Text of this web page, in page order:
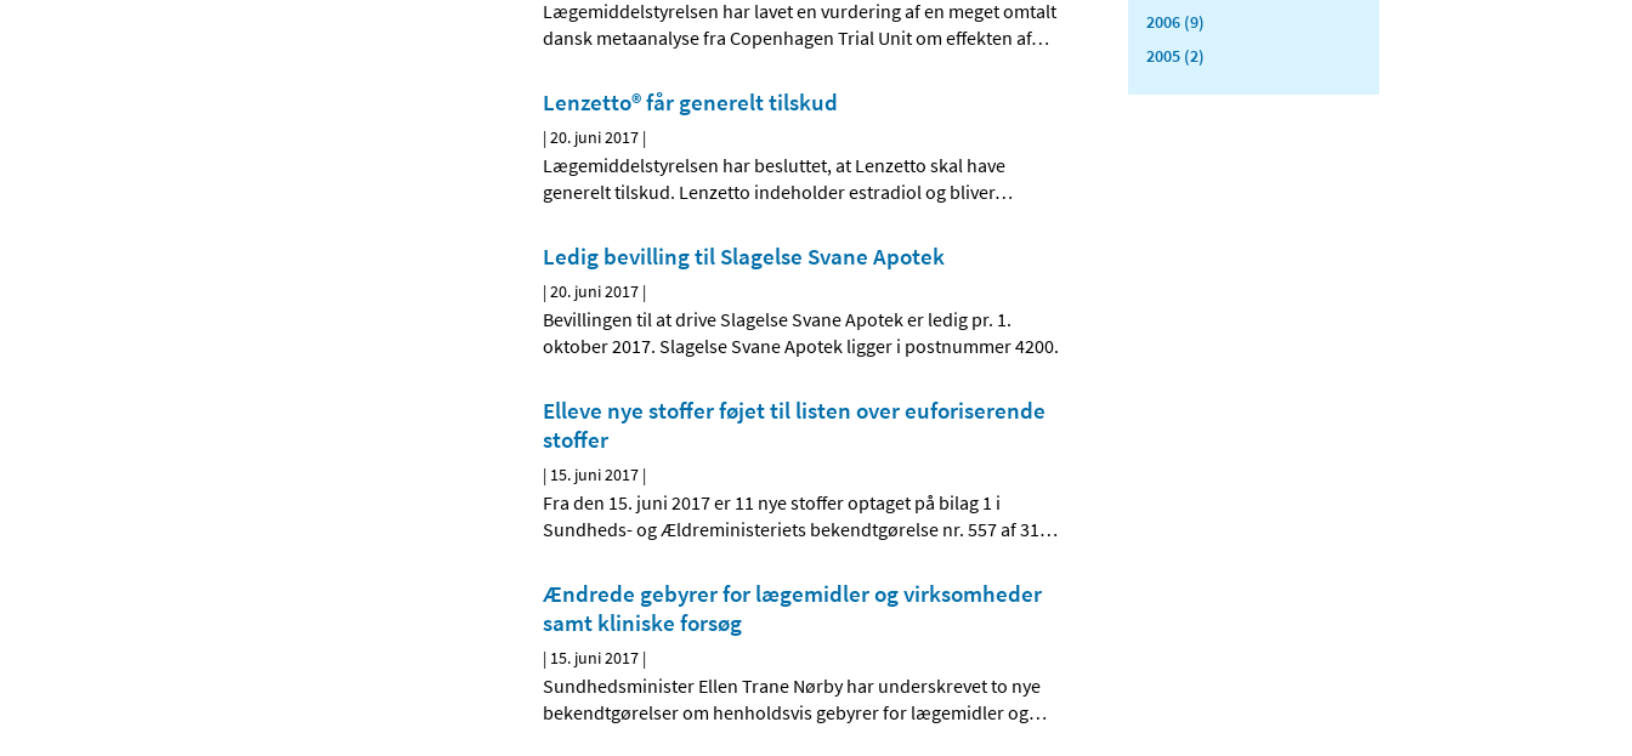
Lægemiddelstyrelsen har lavet en vurdering af en meget omtalt
dansk metaanalyse fra Copenhagen Trial Unit om effekten af…
Lenzetto® får generelt tilskud
|20. juni 2017 |
Lægemiddelstyrelsen har besluttet, at Lenzetto skal have
generelt tilskud. Lenzetto indeholder estradiol og bliver…
Ledig bevilling til Slagelse Svane Apotek
|20. juni 2017 |
Bevillingen til at drive Slagelse Svane Apotek er ledig pr. 1.
oktober 2017. Slagelse Svane Apotek ligger i postnummer 4200.
Elleve nye stoffer føjet til listen over euforiserende
stoffer
| 15. juni 2017 |
Fra den 15. juni 2017 er 11 nye stoffer optaget på bilag 1 i
Sundheds- og Ældreministeriets bekendtgørelse nr. 557 af 31…
Ændrede gebyrer for lægemidler og virksomheder
samt kliniske forsøg
| 15. juni 2017 |
Sundhedsminister Ellen Trane Nørby har underskrevet to nye
bekendtgørelser om henholdsvis gebyrer for lægemidler og…
2006 (9)
2005 (2)